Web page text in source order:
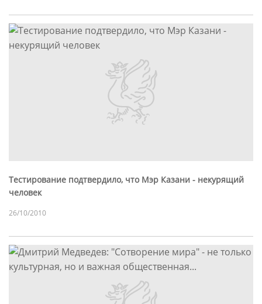
Тестирование подтвердило, что Мэр Казани - некурящий
человек
26/10/2010